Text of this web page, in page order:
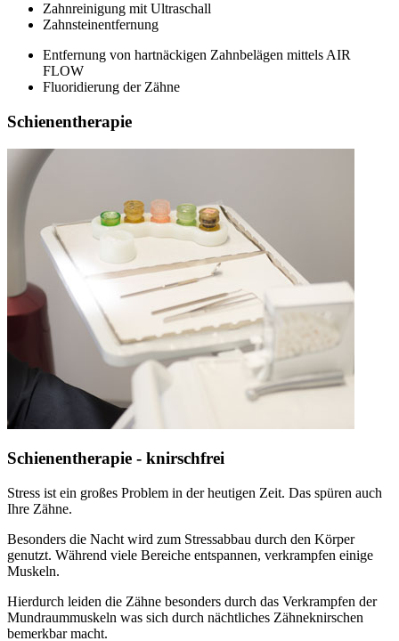
Zahnreinigung mit Ultraschall
Zahnsteinentfernung
Entfernung von hartnäckigen Zahnbelägen mittels AIR
FLOW
Fluoridierung der Zähne
Schienentherapie
Schienentherapie - knirschfrei
Stress ist ein großes Problem in der heutigen Zeit. Das spüren auch
Ihre Zähne.
Besonders die Nacht wird zum Stressabbau durch den Körper
genutzt. Während viele Bereiche entspannen, verkrampfen einige
Muskeln.
Hierdurch leiden die Zähne besonders durch das Verkrampfen der
Mundraummuskeln was sich durch nächtliches Zähneknirschen
bemerkbar macht.